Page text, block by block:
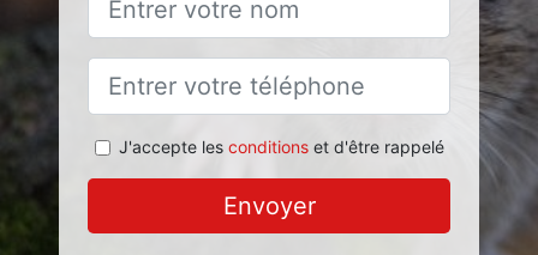
J'accepte les conditionset d'être rappelé
Envoyer